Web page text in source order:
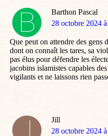
Barthon Pascal
dit
28 octobre 2024
Que peut on attendre des gens
dont on connaît les tares, sa
pas élus pour défendre les
jacobins islamistes capables
vigilants et ne laissons rien
Jill
dit
28 octobre 2024